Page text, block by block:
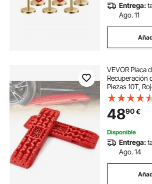
Entrega:
Ago. 11
VEVOR Placa
Recuperación
Piezas 10T,
4890€
Disponible
Entrega:
Ago. 14